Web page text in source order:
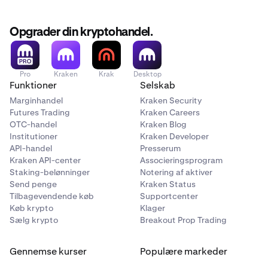
Opgrader din kryptohandel.
Pro Kraken Krak Desktop
Funktioner
Marginhandel
Futures Trading
OTC-handel
Institutioner
API-handel
Kraken API-center
Staking-belønninger
Send penge
Tilbagevendende køb
Køb krypto
Sælg krypto
Selskab
Kraken Security
Kraken Careers
Kraken Blog
Kraken Developer
Presserum
Associeringsprogram
Notering af aktiver
Kraken Status
Supportcenter
Klager
Breakout Prop Trading
Gennemse kurser Populære markeder